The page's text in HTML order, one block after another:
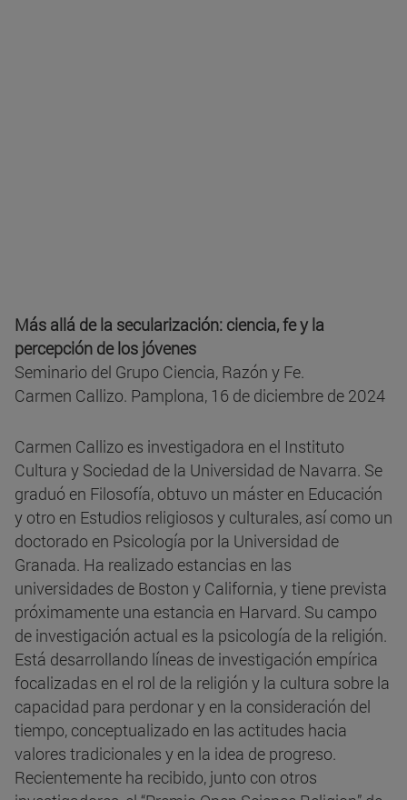
Más allá de la secularización: ciencia, fe y la
percepción de los jóvenes
Seminario del Grupo Ciencia, Razón y Fe.
Carmen Callizo. Pamplona, 16 de diciembre de 2024
Carmen Callizo es investigadora en el Instituto
Cultura y Sociedad de la Universidad de Navarra. Se
graduó en Filosofía, obtuvo un máster en Educación
y otro en Estudios religiosos y culturales, así como un
doctorado en Psicología por la Universidad de
Granada. Ha realizado estancias en las
universidades de Boston y California, y tiene prevista
próximamente una estancia en Harvard. Su campo
de investigación actual es la psicología de la religión.
Está desarrollando líneas de investigación empírica
focalizadas en el rol de la religión y la cultura sobre la
capacidad para perdonar y en la consideración del
tiempo, conceptualizado en las actitudes hacia
valores tradicionales y en la idea de progreso.
Recientemente ha recibido, junto con otros